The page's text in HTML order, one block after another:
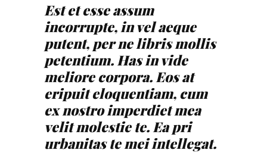
Est et esse assum
incorrupte, in vel aeque
putent, per ne libris mollis
petentium. Has in vide
meliore corpora. Eos at
eripuit eloquentiam, cum
ex nostro imperdiet mea
velit molestie te. Ea pri
urbanitas te mei intellegat.